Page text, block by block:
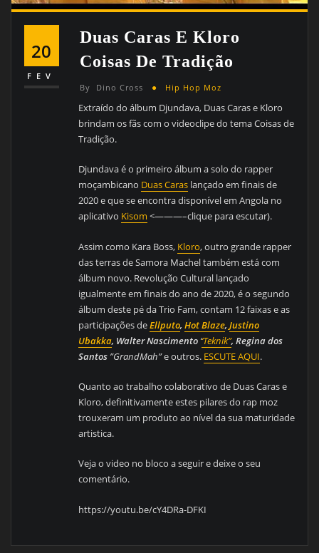
20
FEV
Duas Caras E Kloro
Coisas De Tradição
By Dino Cross Hip Hop Moz
Extraído do álbum Djundava, Duas Caras e Kloro
brindam os fãs com o videoclipe do tema Coisas de
Tradição.
Djundava é o primeiro álbum a solo do rapper
moçambicano Duas Caras lançado em finais de
2020 e que se encontra disponível em Angola no
aplicativo Kisom <———–clique para escutar).
Assim como Kara Boss, Kloro, outro grande rapper
das terras de Samora Machel também está com
álbum novo. Revolução Cultural lançado
igualmente em finais do ano de 2020, é o segundo
álbum deste pé da Trio Fam, contam 12 faixas e as
participações deEllputo,Hot Blaze,Justino
Ubakka, Walter Nascimento ‘‘Teknik”, Regina dos
Santos ”GrandMah”e outros. ESCUTE AQUI.
Quanto ao trabalho colaborativo de Duas Caras e
Kloro, definitivamente estes pilares do rap moz
trouxeram um produto ao nível da sua maturidade
artistica.
Veja o video no bloco a seguir e deixe o seu
comentário.
https://youtu.be/cY4DRa-DFKI